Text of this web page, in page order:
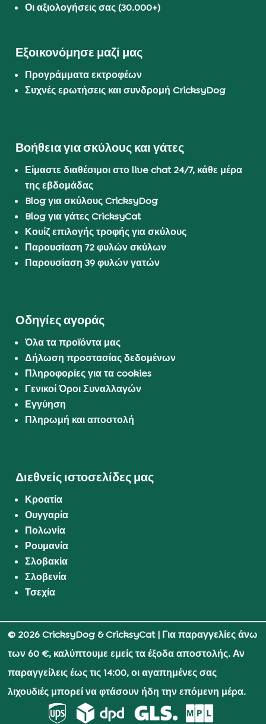
Οι αξιολογήσεις σας (30.000+)
Εξοικονόμησε μαζί μας
Προγράμματα εκτροφέων
Συχνές ερωτήσεις και συνδρομή CricksyDog
Βοήθεια για σκύλους και γάτες
Είμαστε διαθέσιμοι στο live chat 24/7, κάθε μέρα
της εβδομάδας
Blog για σκύλους CricksyDog
Blog για γάτες CricksyCat
Κουίζ επιλογής τροφής για σκύλους
Παρουσίαση 72 φυλών σκύλων
Παρουσίαση 39 φυλών γατών
Οδηγίες αγοράς
Όλα τα προϊόντα μας
Δήλωση προστασίας δεδομένων
Πληροφορίες για τα cookies
Γενικοί Όροι Συναλλαγών
Εγγύηση
Πληρωμή και αποστολή
Διεθνείς ιστοσελίδες μας
Κροατία
Ουγγαρία
Πολωνία
Ρουμανία
Σλοβακία
Σλοβενία
Τσεχία
© 2026 CricksyDog & CricksyCat| Για παραγγελίες άνω
των 60 €, καλύπτουμε εμείς τα έξοδα αποστολής. Αν
παραγγείλεις έως τις 14:00, οι αγαπημένες σας
λιχουδιές μπορεί να φτάσουν ήδη την επόμενη μέρα.